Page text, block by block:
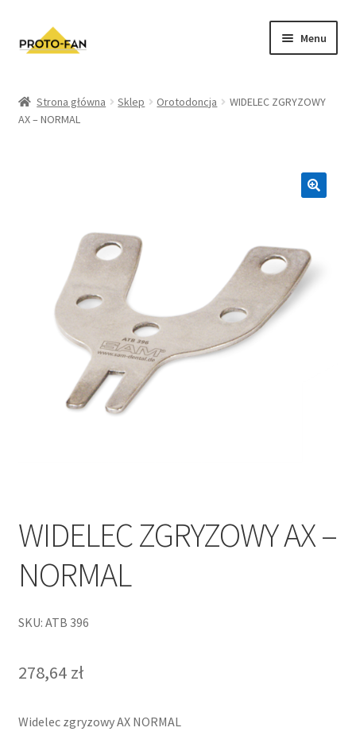
Menu
Kursy Stomatologiczne
Zwroty i Reklamacje
Regulamin sklepu
Polityka prywatności
Strona główna Sklep Orotodoncja
WIDELEC ZGRYZOWY
AX – NORMAL
WIDELEC ZGRYZOWY AX –
NORMAL
SKU: ATB 396
278,64 zł
Widelec zgryzowy AX NORMAL